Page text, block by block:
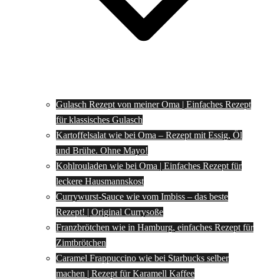
Gulasch Rezept von meiner Oma | Einfaches Rezept
für klassisches Gulasch
Kartoffelsalat wie bei Oma – Rezept mit Essig, Öl
und Brühe. Ohne Mayo!
Kohlrouladen wie bei Oma | Einfaches Rezept für
leckere Hausmannskost
Currywurst-Sauce wie vom Imbiss – das beste
Rezept! | Original Currysoße
Franzbrötchen wie in Hamburg, einfaches Rezept für
Zimtbrötchen
Caramel Frappuccino wie bei Starbucks selber
machen | Rezept für Karamell Kaffee